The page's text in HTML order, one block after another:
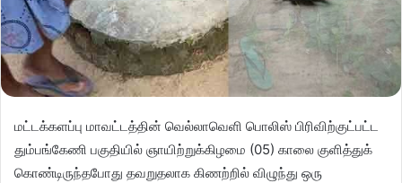
மட்டக்களப்பு மாவட்டத்தின் வெல்லாவெளி பொலிஸ் பிரிவிற்குட்பட்ட
தும்பங்கேணி பகுதியில் ஞாயிற்றுக்கிழமை (05) காலை குளித்துக்
கொண்டிருந்தபோது தவறுதலாக கிணற்றில் விழுந்து ஒரு